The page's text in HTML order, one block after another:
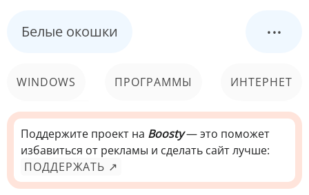
Белые окошки ...
WINDOWS ПРОГРАММЫ ИНТЕРНЕТ
КОМПЬЮТЕР
СИСТЕМА
Поддержите проект на Boosty— это поможет
избавиться от рекламы и сделать сайт лучше:
ПОДДЕРЖАТЬ ↗